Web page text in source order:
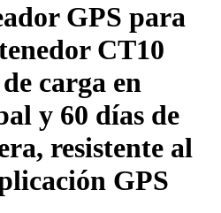
GPS para
CT10
carga en
y 60 días de
resistente al
GPS